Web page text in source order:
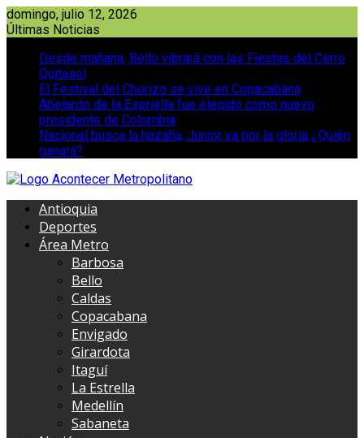
Saltar
al
domingo, julio 12, 2026
Últimas Noticias
Desde mañana, Bello vibrará con las Fiestas del Cerro
Quitasol
El Festival del Chorizo se vive en Copacabana
Abelardo de la Espriella fue elegido como nuevo
presidente de Colombia
Nacional busca la hazaña, Junior va por la gloria ¿Quién
ganará?
Antioquia
Deportes
Área Metro
Barbosa
Bello
Caldas
Copacabana
Envigado
Girardota
Itaguí
La Estrella
Medellín
Sabaneta